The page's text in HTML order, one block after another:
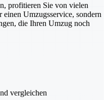
profitieren Sie von vielen
Umzugsservice, sondern
die Ihren Umzug noch
vergleichen